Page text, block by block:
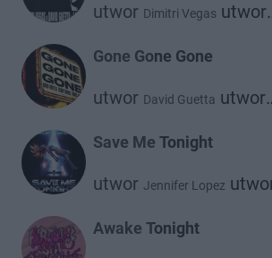
utwor Dimitri Vegas utwor
Gone Gone Gone
utwor David Guetta utwor
Save Me Tonight
utwor Jennifer Lopez
Awake Tonight